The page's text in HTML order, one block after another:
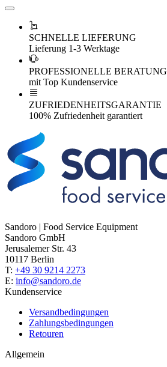
SCHNELLE LIEFERUNG
Lieferung 1-3 Werktage
PROFESSIONELLE BERATUNG
mit Top Kundenservice
ZUFRIEDENHEITSGARANTIE
100% Zufriedenheit garantiert
Sandoro | Food Service Equipment
Sandoro GmbH
Jerusalemer Str. 43
10117 Berlin
T: +49 30 9214 2273
E: info@sandoro.de
Kundenservice
Versandbedingungen
Zahlungsbedingungen
Retouren
Allgemein